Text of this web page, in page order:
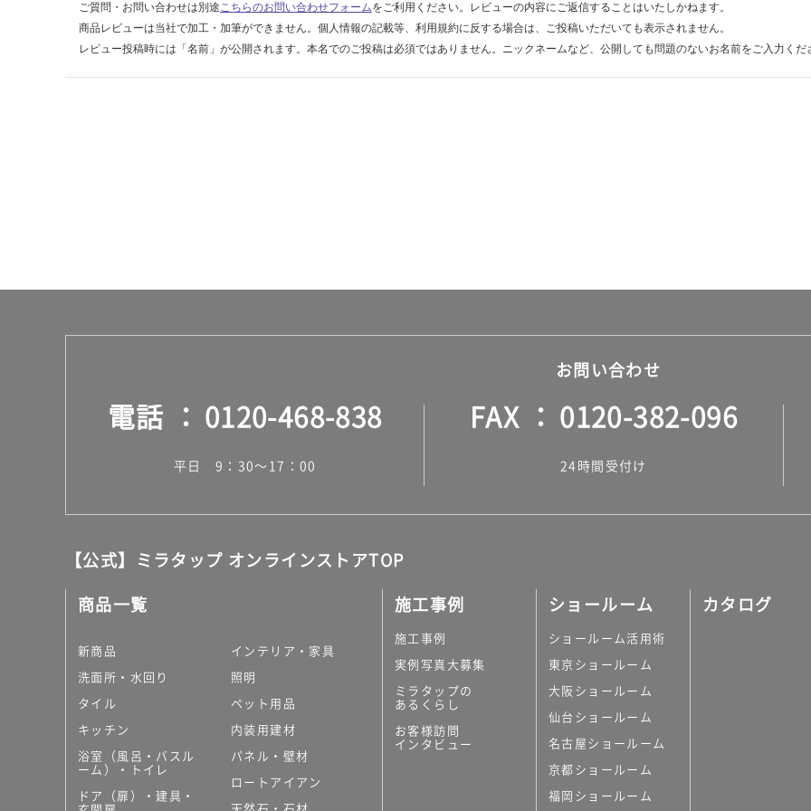
ケ
ご質問・お問い合わせは別途 こちらのお問い合わせフォームをご利用ください。レビューの内容にご返信することはいたしかねます。
商品レビューは当社で加工・加筆ができません。個人情報の記載等、利用規約に反する場合は、ご投稿いただいても表示されません。
レビュー投稿時には「名前」が公開されます。本名でのご投稿は必須ではありません。ニックネームなど、公開しても問題のないお名前をご入力くだ
お問い合わせ
電話 0120-468-838
平日 9：30～17：00
FAX 0120-382-096
24時間受付け
【公式】ミラタップ オンラインストアTOP
商品一覧
新商品
洗面所・水回り
タイル
キッチン
浴室（風呂・バスル
ーム）・トイレ
ドア（扉）・建具・
インテリア・家具
照明
ペット用品
内装用建材
パネル・壁材
ロートアイアン
施工事例
施工事例
実例写真大募集
ミラタップの
あるくらし
お客様訪問
インタビュー
ショールーム
ショールーム活用術
東京ショールーム
大阪ショールーム
仙台ショールーム
名古屋ショールーム
京都ショールーム
福岡ショールーム
カタログ